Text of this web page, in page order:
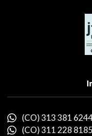
(CO) 313 381
(CO) 311 228 8185